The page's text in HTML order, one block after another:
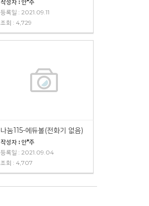
작성자 : 안*주
등록일 : 2021.09.11
조회 : 4,729
나눔115-에듀볼(전화기 없음)
작성자 : 안*주
등록일 : 2021.09.04
조회 : 4,707